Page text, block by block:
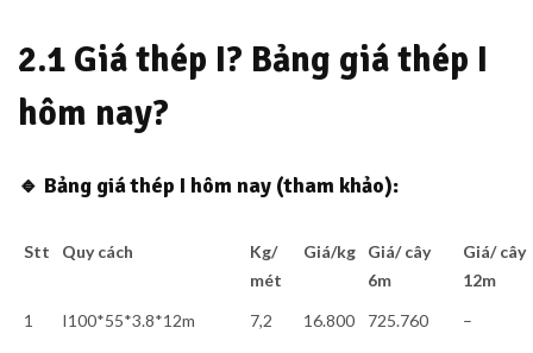
2.1 Giá thép I? Bảng giá thép I
hôm nay?
🔹 Bảng giá thép I hôm nay (tham khảo):
Stt Quy cách
Kg/
mét
Giá/kg
Giá/ cây
6m
Giá/ cây
12m
1
I100*55*3.8*12m 7,2 16.800 725.760 –